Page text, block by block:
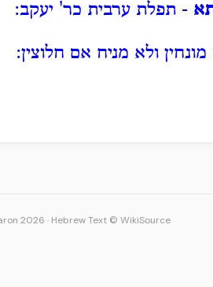
- תפלת ערבית כר' יעקב:
ולא מניח אם חלוצין:
2026 · Hebrew Text © WikiSource